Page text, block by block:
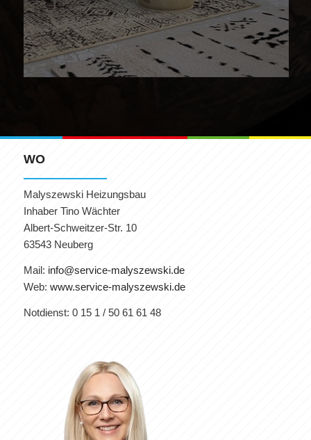
WO
Malyszewski Heizungsbau
Inhaber Tino Wächter
Albert-Schweitzer-Str. 10
63543 Neuberg
Mail: info@service-malyszewski.de
Web: www.service-malyszewski.de
Notdienst: 0 15 1 / 50 61 61 48